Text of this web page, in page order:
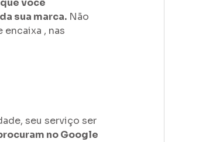
você
sua marca. Não
, nas
seu serviço ser
no Google